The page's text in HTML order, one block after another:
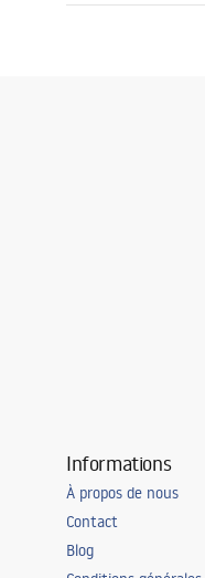
Profondeur
Informations
À propos de nous
Contact
Blog